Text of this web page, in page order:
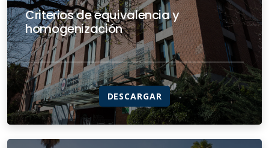
Criterios de equivalencia y
homogenización
DESCARGAR